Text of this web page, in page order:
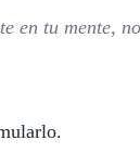
en tu mente,